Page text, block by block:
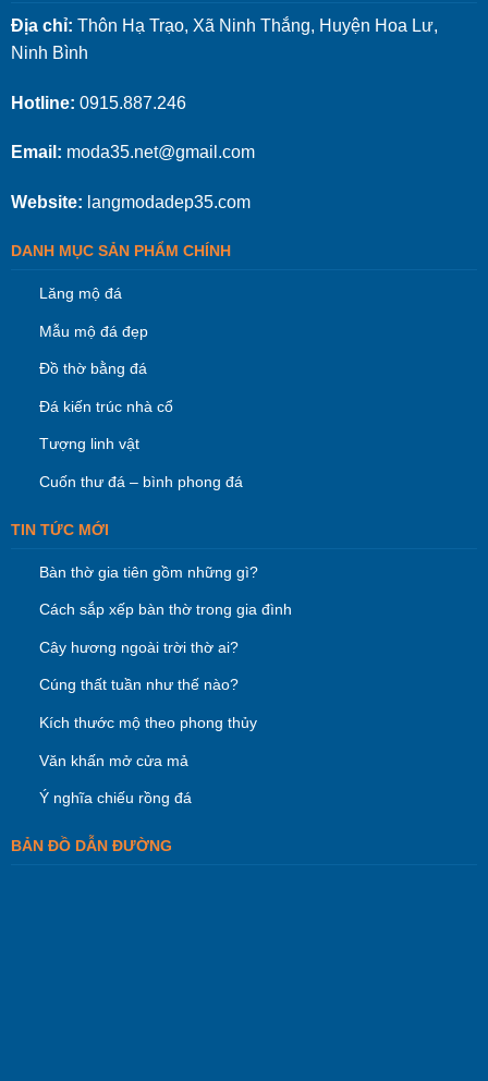
Địa chỉ: Thôn Hạ Trạo, Xã Ninh Thắng, Huyện Hoa Lư,
Ninh Bình
Hotline: 0915.887.246
Email: moda35.net@gmail.com
Website: langmodadep35.com
DANH MỤC SẢN PHẨM CHÍNH
Lăng mộ đá
Mẫu mộ đá đẹp
Đồ thờ bằng đá
Đá kiến trúc nhà cổ
Tượng linh vật
Cuốn thư đá – bình phong đá
TIN TỨC MỚI
Bàn thờ gia tiên gồm những gì?
Cách sắp xếp bàn thờ trong gia đình
Cây hương ngoài trời thờ ai?
Cúng thất tuần như thế nào?
Kích thước mộ theo phong thủy
Văn khấn mở cửa mả
Ý nghĩa chiếu rồng đá
BẢN ĐỒ DẪN ĐƯỜNG